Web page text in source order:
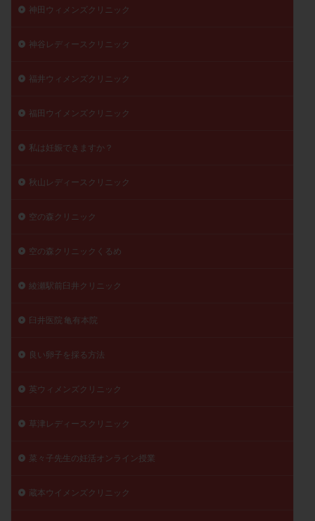
神田ウィメンズクリニック
神谷レディースクリニック
福井ウィメンズクリニック
福田ウイメンズクリニック
私は妊娠できますか？
秋山レディースクリニック
空の森クリニック
空の森クリニックくるめ
綾瀬駅前臼井クリニック
臼井医院 亀有本院
良い卵子を採る方法
英ウィメンズクリニック
草津レディースクリニック
菜々子先生の妊活オンライン授業
蔵本ウイメンズクリニック